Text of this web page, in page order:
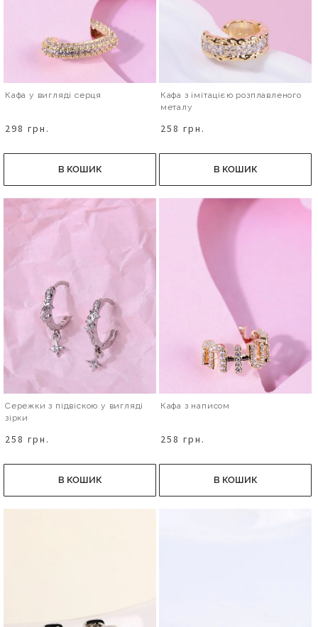
Кафа у вигляді серця
298 грн.
В КОШИК
Кафа з імітацією розплавленого
металу
258 грн.
В КОШИК
Сережки з підвіскою у вигляді
зірки
258 грн.
В КОШИК
Кафа з написом
258 грн.
В КОШИК